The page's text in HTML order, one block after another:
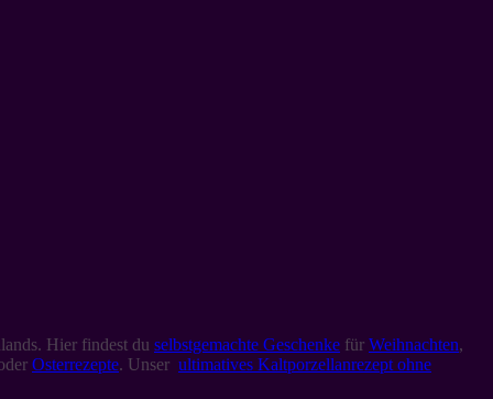
Hier findest du selbstgemachte Geschenke für Weihnachten,
Osterrezepte. Unser ultimatives Kaltporzellanrezept ohne